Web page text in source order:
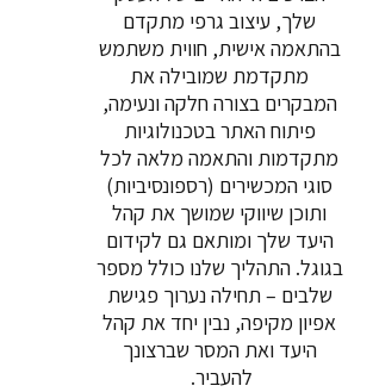
שלך, עיצוב גרפי מתקדם
בהתאמה אישית, חווית משתמש
מתקדמת שמובילה את
המבקרים בצורה חלקה ונעימה,
פיתוח האתר בטכנולוגיות
מתקדמות והתאמה מלאה לכל
סוגי המכשירים (רספונסיביות)
ותוכן שיווקי שמושך את קהל
היעד שלך ומותאם גם לקידום
בגוגל. התהליך שלנו כולל מספר
שלבים – תחילה נערוך פגישת
אפיון מקיפה, נבין יחד את קהל
היעד ואת המסר שברצונך
להעביר.